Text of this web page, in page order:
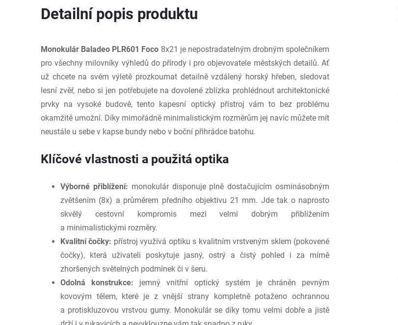
Detailní popis produktu
Monokulár Baladeo PLR601 Foco 8x21 je nepostradatelným drobným společníkem
pro všechny milovníky výhledů do přírody i pro objevovatele městských detailů. Ať
už chcete na svém výletě prozkoumat detailně vzdálený horský hřeben, sledovat
lesní zvěř, nebo si jen potřebujete na dovolené zblízka prohlédnout architektonické
prvky na vysoké budově, tento kapesní optický přístroj vám to bez problému
okamžitě umožní. Díky mimořádně minimalistickým rozměrům jej navíc můžete mít
neustále u sebe v kapse bundy nebo v boční přihrádce batohu.
Klíčové vlastnosti a použitá optika
Výborné přiblížení: monokulár disponuje plně dostačujícím osminásobným
zvětšením (8x) a průměrem předního objektivu 21 mm. Jde tak o naprosto
skvělý cestovní kompromis mezi velmi dobrým přiblížením
a minimalistickými rozměry.
Kvalitní čočky: přístroj využívá optiku s kvalitním vrstveným sklem (pokovené
čočky), která uživateli poskytuje jasný, ostrý a čistý pohled i za mírně
zhoršených světelných podmínek či v šeru.
Odolná konstrukce: jemný vnitřní optický systém je chráněn pevným
kovovým tělem, které je z vnější strany kompletně potaženo ochrannou
a protiskluzovou vrstvou gumy. Monokulár se díky tomu velmi dobře a jistě